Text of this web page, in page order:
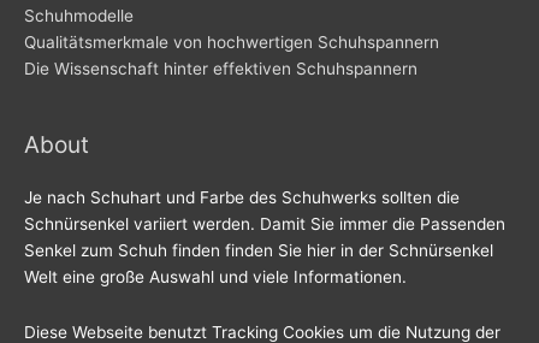
Schuhmodelle
Qualitätsmerkmale von hochwertigen Schuhspannern
Die Wissenschaft hinter effektiven Schuhspannern
About
Je nach Schuhart und Farbe des Schuhwerks sollten die
Schnürsenkel variiert werden. Damit Sie immer die Passenden
Senkel zum Schuh finden finden Sie hier in der Schnürsenkel
Welt eine große Auswahl und viele Informationen.
Diese Webseite benutzt Tracking Cookies um die Nutzung der